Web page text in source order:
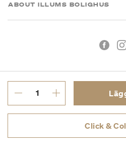
Click &
ABOUT ILLUMS BOLIGHUS
Org.nr: